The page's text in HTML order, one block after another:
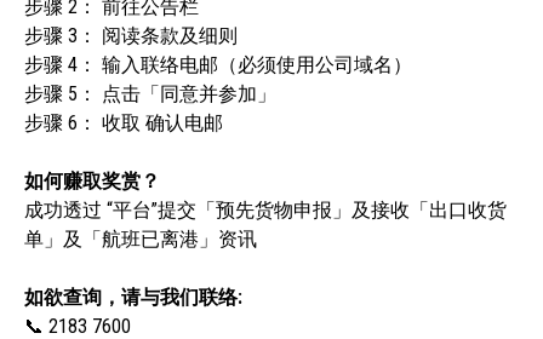
步骤 2： 前往公告栏
步骤 3： 阅读条款及细则
步骤 4： 输入联络电邮（必须使用公司域名）
步骤 5： 点击「同意并参加」
步骤 6： 收取 确认电邮
如何赚取奖赏？
成功透过 “平台”提交「预先货物申报」及接收「出口收货
单」及「航班已离港」资讯
如欲查询，请与我们联络:
📞 2183 7600